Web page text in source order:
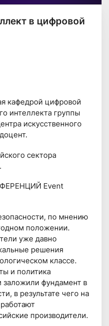
в цифровой
кафедрой цифровой
интеллекта группы
искусственного
сектора
Event
по мнению
положении.
уже давно
решения
классе.
и политика
заложили фундамент в
в результате чего на
производители.